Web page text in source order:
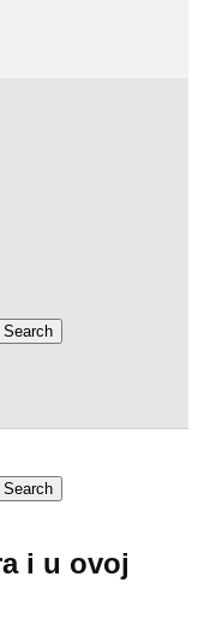
Search
Search
i u ovoj